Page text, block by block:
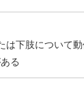
は下肢について
る